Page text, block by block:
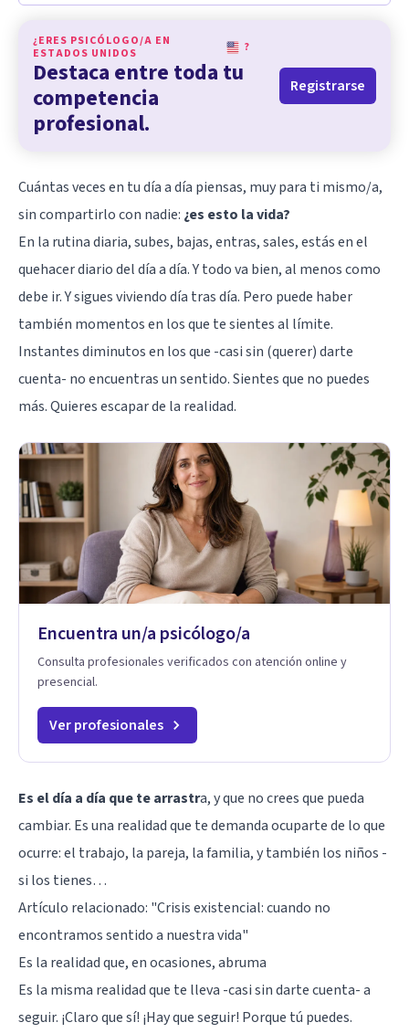
¿ERES PSICÓLOGO/A EN
ESTADOS UNIDOS
?
Destaca entre toda tu
competencia
profesional.
Registrarse
Cuántas veces en tu día a día piensas, muy para ti mismo/a,
sin compartirlo con nadie: ¿es esto la vida?
En la rutina diaria, subes, bajas, entras, sales, estás en el
quehacer diario del día a día. Y todo va bien, al menos como
debe ir. Y sigues viviendo día tras día. Pero puede haber
también momentos en los que te sientes al límite.
Instantes diminutos en los que -casi sin (querer) darte
cuenta- no encuentras un sentido. Sientes que no puedes
más. Quieres escapar de la realidad.
Encuentra un/a psicólogo/a
Consulta profesionales verificados con atención online y
presencial.
Ver profesionales
Es el día a día que te arrastra, y que no crees que pueda
cambiar. Es una realidad que te demanda ocuparte de lo que
ocurre: el trabajo, la pareja, la familia, y también los niños -
si los tienes…
Artículo relacionado: "Crisis existencial: cuando no
encontramos sentido a nuestra vida"
Es la realidad que, en ocasiones, abruma
Es la misma realidad que te lleva -casi sin darte cuenta- a
seguir. ¡Claro que sí! ¡Hay que seguir! Porque tú puedes.